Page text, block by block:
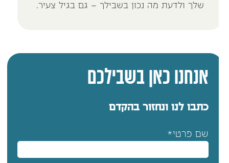
שלך ולדעת מה נכון בשבילך – גם בגיל צעיר.
אנחנו כאן בשבילכם
כתבו לנו ונחזור בהקדם
שם פרטי*